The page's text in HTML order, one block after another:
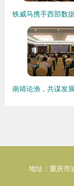
地址：重庆市